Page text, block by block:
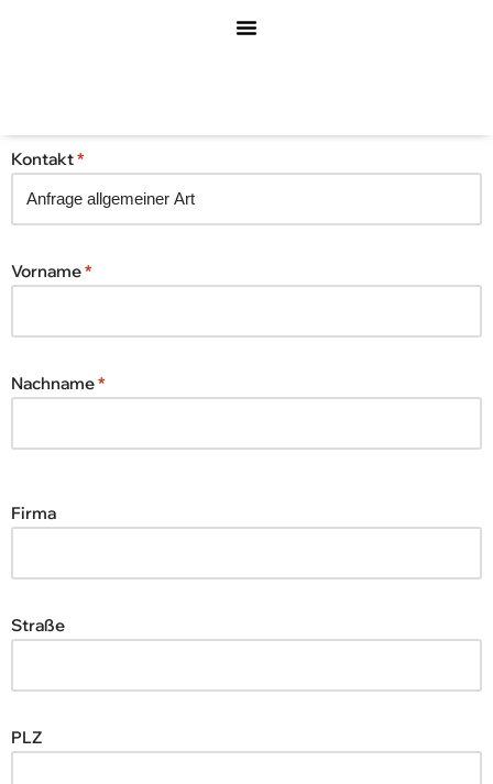
springen
Kontakt*
Vorname*
Nachname*
Firma
Straße
PLZ